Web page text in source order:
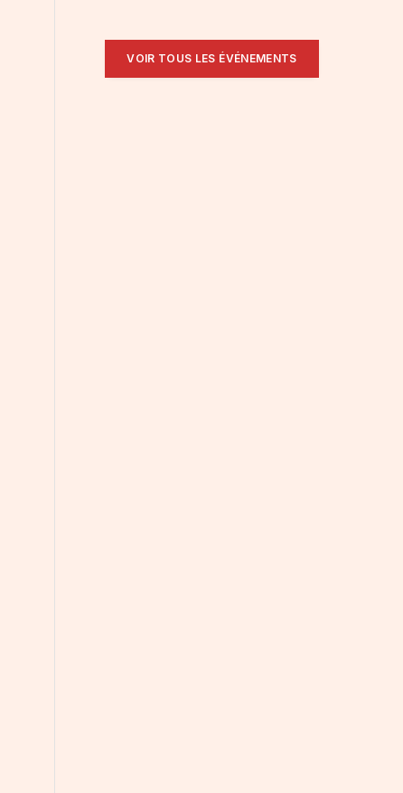
VOIR TOUS LES ÉVÉNEMENTS